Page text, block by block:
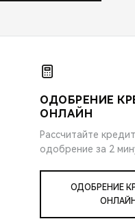
ОДОБРЕНИЕ
ОНЛАЙН
Рассчитайте
одобрение за 2
ОДОБРЕНИЕ
ОНЛАЙН